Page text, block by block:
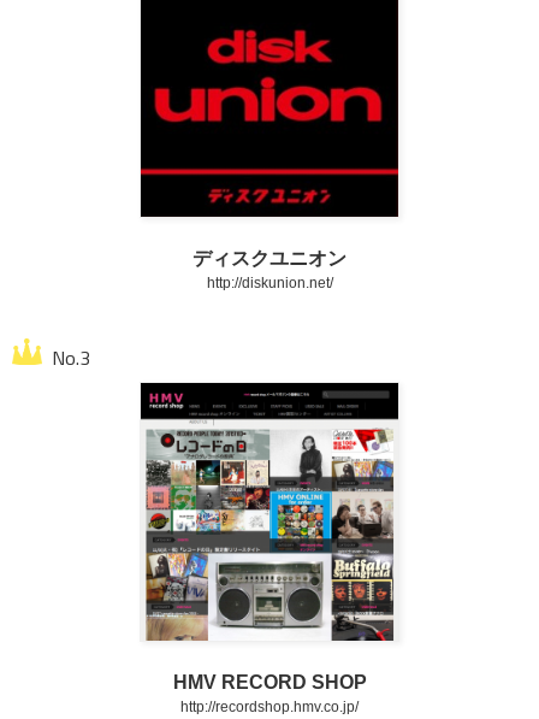
ディスクユニオン
http://diskunion.net/
HMV RECORD SHOP
http://recordshop.hmv.co.jp/